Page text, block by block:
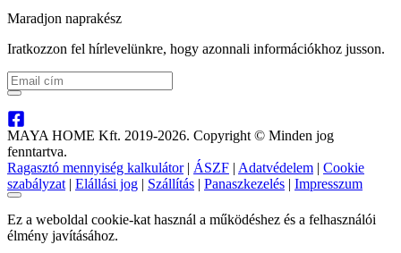
Maradjon naprakész
Iratkozzon fel hírlevelünkre, hogy azonnali információkhoz jusson.
MAYA HOME Kft. 2019-2026. Copyright © Minden jog
fenntartva.
Ragasztó mennyiség kalkulátor | ÁSZF | Adatvédelem | Cookie
szabályzat | Elállási jog | Szállítás | Panaszkezelés | Impresszum
Ez a weboldal cookie-kat használ a működéshez és a felhasználói
élmény javításához.